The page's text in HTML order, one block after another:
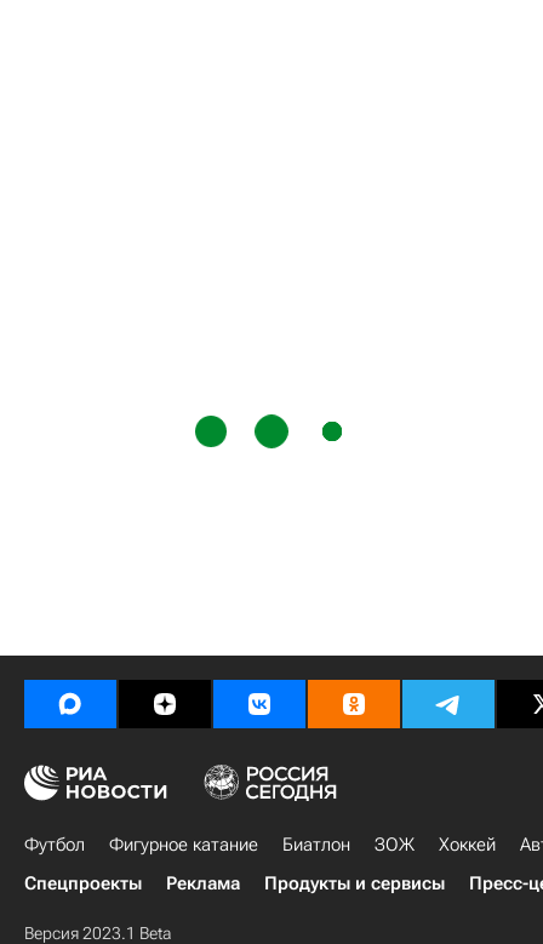
Футбол Фигурное катание Биатлон ЗОЖ Хоккей
Спецпроекты
Реклама Продукты и сервисы Пресс-
Версия 2023.1 Beta